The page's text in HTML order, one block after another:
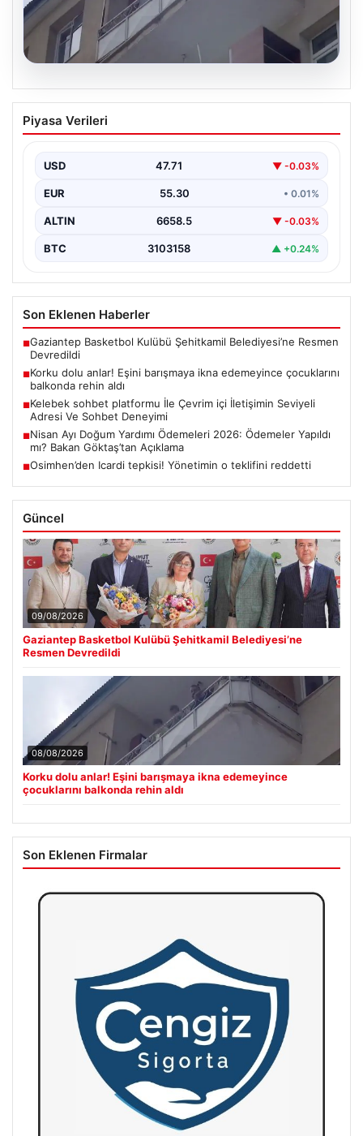
08.08.2026
Korku dolu anlar! Eşini barışmaya ikna
edemeyince çocuklarını balkonda rehin
Piyasa Verileri
USD 47.71 ▼ -0.03%
EUR 55.30 • 0.01%
ALTIN 6658.5 ▼ -0.03%
BTC 3103158 ▲ +0.24%
Son Eklenen Haberler
■Gaziantep Basketbol Kulübü Şehitkamil Belediyesi’ne Resmen
Devredildi
■Korku dolu anlar! Eşini barışmaya ikna edemeyince çocuklarını
balkonda rehin aldı
■Kelebek sohbet platformu İle Çevrim içi İletişimin Seviyeli
Adresi Ve Sohbet Deneyimi
■Nisan Ayı Doğum Yardımı Ödemeleri 2026: Ödemeler Yapıldı
mı? Bakan Göktaş’tan Açıklama
■Osimhen’den Icardi tepkisi! Yönetimin o teklifini reddetti
Güncel
09/08/2026
Gaziantep Basketbol Kulübü Şehitkamil Belediyesi’ne
Resmen Devredildi
08/08/2026
Korku dolu anlar! Eşini barışmaya ikna edemeyince
çocuklarını balkonda rehin aldı
Son Eklenen Firmalar